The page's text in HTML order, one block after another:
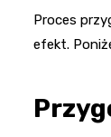
Proces
efekt.